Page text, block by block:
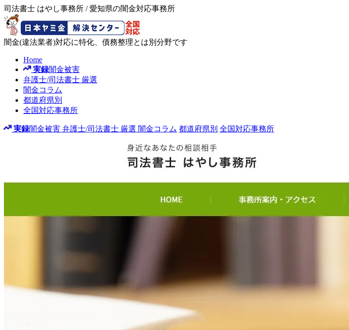
司法書士 はやし事務所 / 愛知県の闇金対応事務所
闇金(違法業者)対応に特化、債務整理とは別分野です
Home
実録闇金被害
弁護士/司法書士 厳選
闇金コラム
都道府県別
全国対応事務所
実録闇金被害 弁護士/司法書士 厳選 闇金コラム 都道府県別 全国対応事務所